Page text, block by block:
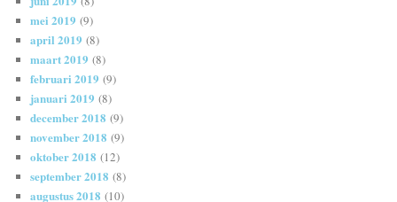
mei 2019 (9)
april 2019 (8)
maart 2019 (8)
februari 2019 (9)
januari 2019 (8)
december 2018 (9)
november 2018 (9)
oktober 2018 (12)
september 2018 (8)
augustus 2018 (10)